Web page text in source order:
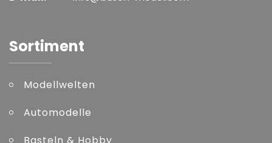
Sortiment
Modellwelten
Automodelle
Basteln & Hobby